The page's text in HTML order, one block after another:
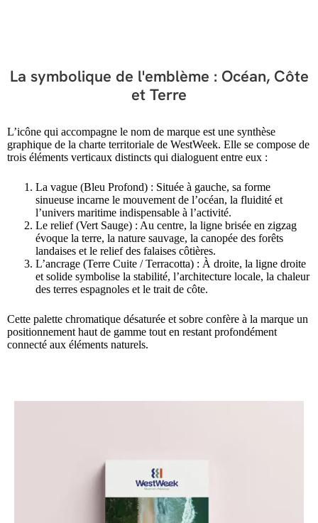
La symbolique de l'emblème : Océan, Côte
et Terre
L’icône qui accompagne le nom de marque est une synthèse
graphique de la charte territoriale de WestWeek. Elle se compose de
trois éléments verticaux distincts qui dialoguent entre eux :
La vague (Bleu Profond) : Située à gauche, sa forme
sinueuse incarne le mouvement de l’océan, la fluidité et
l’univers maritime indispensable à l’activité.
Le relief (Vert Sauge) : Au centre, la ligne brisée en zigzag
évoque la terre, la nature sauvage, la canopée des forêts
landaises et le relief des falaises côtières.
L’ancrage (Terre Cuite / Terracotta) : À droite, la ligne droite
et solide symbolise la stabilité, l’architecture locale, la chaleur
des terres espagnoles et le trait de côte.
Cette palette chromatique désaturée et sobre confère à la marque un
positionnement haut de gamme tout en restant profondément
connecté aux éléments naturels.